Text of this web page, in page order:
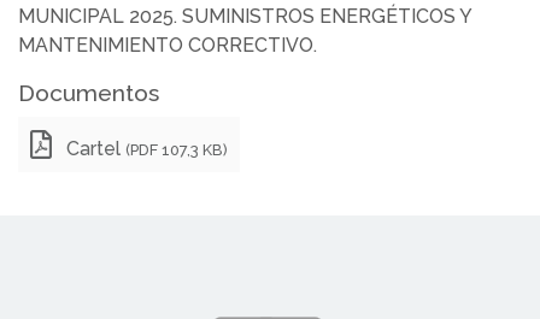
MUNICIPAL 2025. SUMINISTROS ENERGÉTICOS Y
MANTENIMIENTO CORRECTIVO.
Documentos
Cartel (PDF 107,3 KB)